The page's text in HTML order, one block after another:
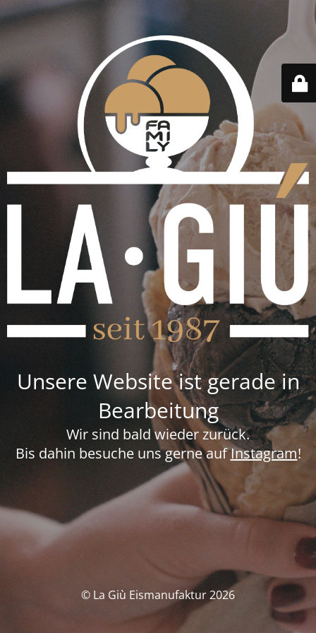
Unsere Website ist gerade in
Bearbeitung
Wir sind bald wieder zurück.
Bis dahin besuche uns gerne aufInstagram!
© La Giù Eismanufaktur 2026